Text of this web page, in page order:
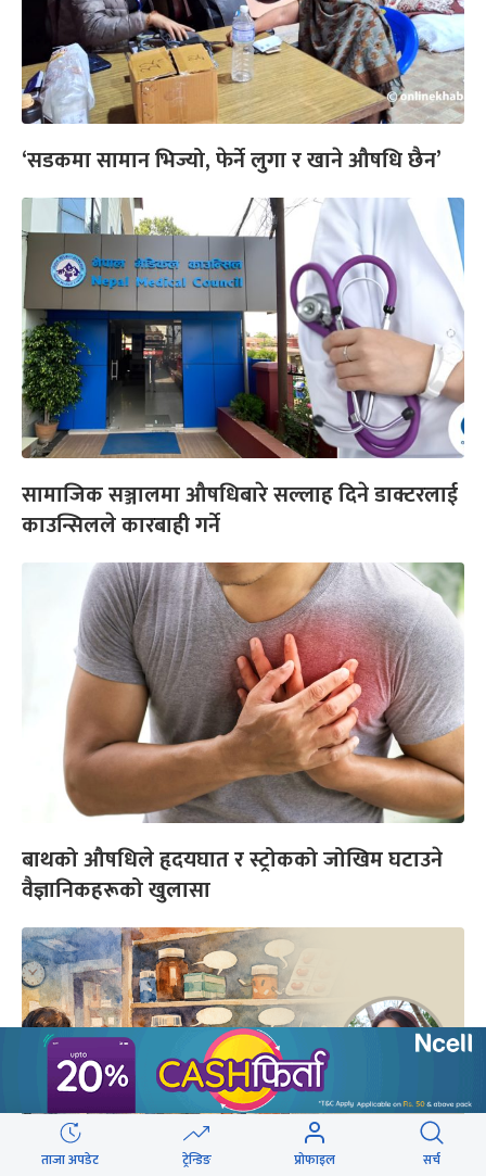
‘सडकमा सामान भिज्यो, फेर्ने लुगा र खाने औषधि छैन’
सामाजिक सञ्जालमा औषधिबारे सल्लाह दिने डाक्टरलाई
काउन्सिलले कारबाही गर्ने
बाथको औषधिले हृदयघात र स्ट्रोकको जोखिम घटाउने
वैज्ञानिकहरूको खुलासा
ताजा अपडेट ट्रेन्डिङ प्रोफाइल सर्च